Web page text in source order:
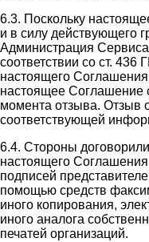
6.3. Поскольку
и в силу действующего
Администрация
соответствии со ст.
настоящего Соглашения
настоящее Соглашение
момента отзыва. Отзыв
соответствующей
6.4. Стороны
настоящего Соглашения
подписей
помощью средств
иного копирования,
иного аналога
печатей организаций.